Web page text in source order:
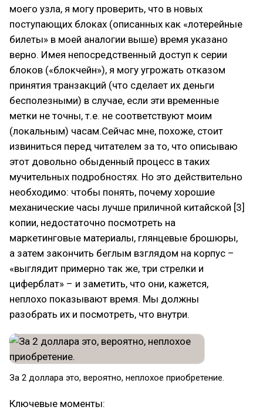
моего узла, я могу проверить, что в новых
поступающих блоках (описанных как «лотерейные
билеты» в моей аналогии выше) время указано
верно. Имея непосредственный доступ к серии
блоков («блокчейн»), я могу угрожать отказом
принятия транзакций (что сделает их деньги
бесполезными) в случае, если эти временные
метки не точны, т.е. не соответствуют моим
(локальным) часам.Сейчас мне, похоже, стоит
извиниться перед читателем за то, что описываю
этот довольно обыденный процесс в таких
мучительных подробностях. Но это действительно
необходимо: чтобы понять, почему хорошие
механические часы лучше приличной китайской [3]
копии, недостаточно посмотреть на
маркетинговые материалы, глянцевые брошюры,
а затем закончить беглым взглядом на корпус –
«выглядит примерно так же, три стрелки и
циферблат» – и заметить, что они, кажется,
неплохо показывают время. Мы должны
разобрать их и посмотреть, что внутри.
За 2 доллара это, вероятно, неплохое приобретение.
Ключевые моменты: